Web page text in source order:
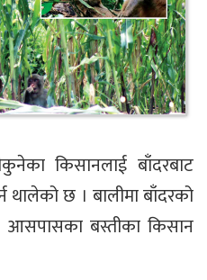
किसानलाई बाँदरबाट
थालेको छ । बालीमा बाँदरको
बस्तीका किसान